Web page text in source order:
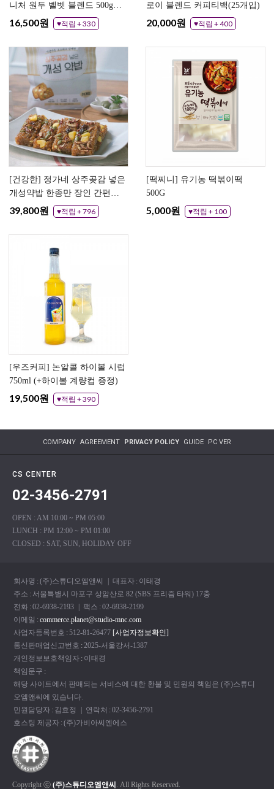
니처 원두 벨벳 블렌드 500g
(분쇄도 선택)
16,500원 ♥적립 + 330
로이 블렌드 커피티백(25개입)
20,000원 ♥적립 + 400
[건강한] 정가네 상주곶감 넣은
개성약밥 한종만 장인 간편식
찹쌀 전통 약밥
39,800원 ♥적립 + 796
[떡찌니] 유기농 떡볶이떡
500G
5,000원 ♥적립 + 100
[우즈커피] 논알콜 하이볼 시럽
750ml (+하이볼 계량컵 증정)
19,500원 ♥적립 + 390
COMPANY AGREEMENT PRIVACY POLICY GUIDE PC VER
CS CENTER
02-3456-2791
OPEN : AM 10:00 ~ PM 05:00
LUNCH : PM 12:00 ~ PM 01:00
CLOSED : SAT, SUN, HOLIDAY OFF
회사명 : (주)스튜디오엠앤씨 | 대표자 : 이태경
주소 : 서울특별시 마포구 상암산로 82 (SBS 프리즘 타워) 17충
전화 : 02-6938-2193 | 팩스 : 02-6938-2199
이메일 : commerce.planet@studio-mnc.com
사업자등록번호 : 512-81-26477 [사업자정보확인]
통신판매업신고번호 : 2025-서울강서-1387
개인정보보호책임자 : 이태경
책임문구 :
해당 사이트에서 판매되는 서비스에 대한 환불 및 민원의 책임은 (주)스튜디
오엠앤씨에 있습니다.
민원담당자 : 김효정 | 연락처 : 02-3456-2791
호스팅 제공자 : (주)가비아씨엔에스
Copyright ⓒ (주)스튜디오엠앤씨 . All Rights Reserved.